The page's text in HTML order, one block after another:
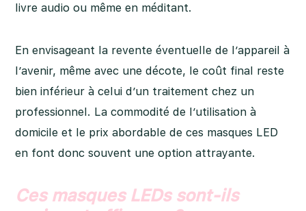
livre audio ou même en méditant.
En envisageant la revente éventuelle de l’appareil à
l’avenir, même avec une décote, le coût final reste
bien inférieur à celui d’un traitement chez un
professionnel. La commodité de l’utilisation à
domicile et le prix abordable de ces masques LED
en font donc souvent une option attrayante.
Ces masques LEDs sont-ils